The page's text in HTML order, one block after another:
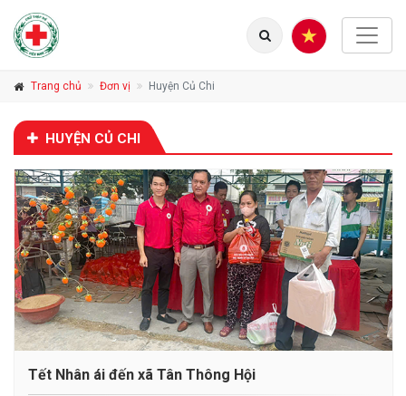
Trang chủ Đơn vị Huyện Củ Chi
HUYỆN CỦ CHI
Tết Nhân ái đến xã Tân Thông Hội